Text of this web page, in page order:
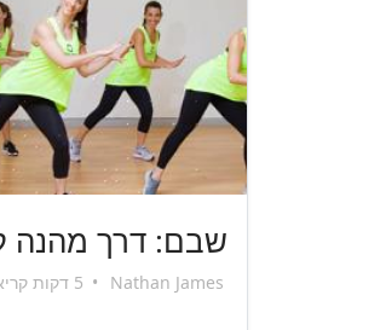
שבם: דרך מהנה
Nathan James
•